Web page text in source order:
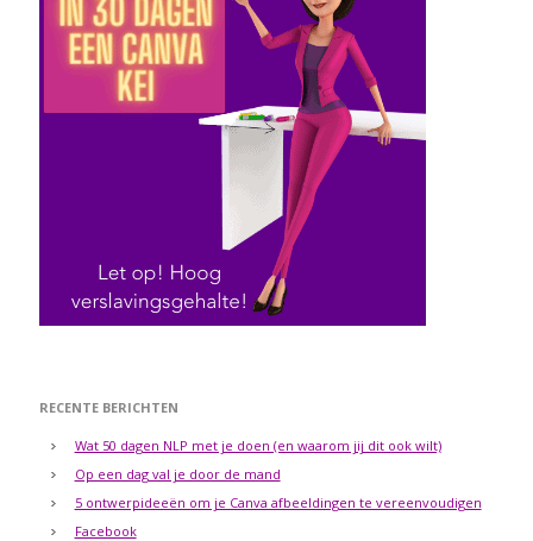
RECENTE BERICHTEN
Wat 50 dagen NLP met je doen (en waarom jij dit ook wilt)
Op een dag val je door de mand
5 ontwerpideeën om je Canva afbeeldingen te vereenvoudigen
Facebook